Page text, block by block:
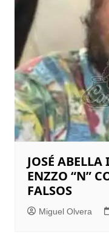
JOSÉ
ENZZO “N”
FALSOS
Miguel Olvera